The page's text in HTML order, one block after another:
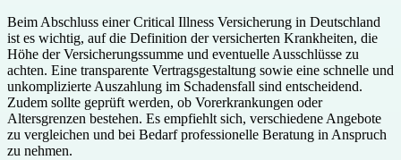
Beim Abschluss einer Critical Illness Versicherung in Deutschland
ist es wichtig, auf die Definition der versicherten Krankheiten, die
Höhe der Versicherungssumme und eventuelle Ausschlüsse zu
achten. Eine transparente Vertragsgestaltung sowie eine schnelle und
unkomplizierte Auszahlung im Schadensfall sind entscheidend.
Zudem sollte geprüft werden, ob Vorerkrankungen oder
Altersgrenzen bestehen. Es empfiehlt sich, verschiedene Angebote
zu vergleichen und bei Bedarf professionelle Beratung in Anspruch
zu nehmen.